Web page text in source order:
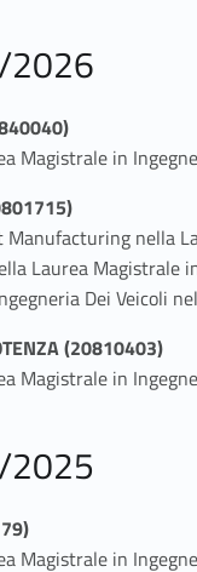
2026
Magistrale in
nella
Laurea Magistrale
Dei Veicoli
(20810403)
Magistrale in
2025
Magistrale in